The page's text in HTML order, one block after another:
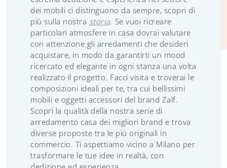
dei mobili ci distinguono da sempre, scopri di
più sulla nostra storia. Se vuoi ricreare
particolari atmosfere in casa dovrai valutare
con attenzione gli arredamenti che desideri
acquistare, in modo da garantirti un mood
ricercato ed elegante in ogni stanza una volta
realizzato il progetto. Facci visita e troverai le
composizioni ideali per te, tra cui bellissimi
mobili e oggetti accessori del brand Zalf.
Scopri la qualità della nostra serie di
arredamento casa dei migliori brand e trova
diverse proposte tra le più originali in
commercio. Ti aspettiamo vicino a Milano per
trasformare le tue idee in realtà, con